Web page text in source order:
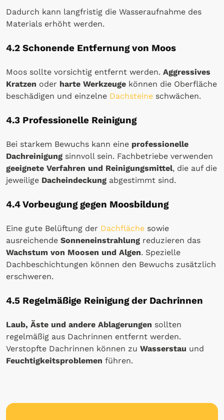
Dadurch kann langfristig die Wasseraufnahme des
Materials erhöht werden.
4.2 Schonende Entfernung von Moos
Moos sollte vorsichtig entfernt werden. Aggressives
Kratzen oder harte Werkzeuge können die Oberfläche
beschädigen und einzelne Dachsteine schwächen.
4.3 Professionelle Reinigung
Bei starkem Bewuchs kann eine professionelle
Dachreinigung sinnvoll sein. Fachbetriebe verwenden
geeignete Verfahren und Reinigungsmittel, die auf die
jeweilige Dacheindeckung abgestimmt sind.
4.4 Vorbeugung gegen Moosbildung
Eine gute Belüftung der Dachfläche sowie
ausreichende Sonneneinstrahlung reduzieren das
Wachstum von Moosen und Algen. Spezielle
Dachbeschichtungen können den Bewuchs zusätzlich
erschweren.
4.5 Regelmäßige Reinigung der Dachrinnen
Laub, Äste und andere Ablagerungen sollten
regelmäßig aus Dachrinnen entfernt werden.
Verstopfte Dachrinnen können zu Wasserstau und
Feuchtigkeitsproblemen führen.